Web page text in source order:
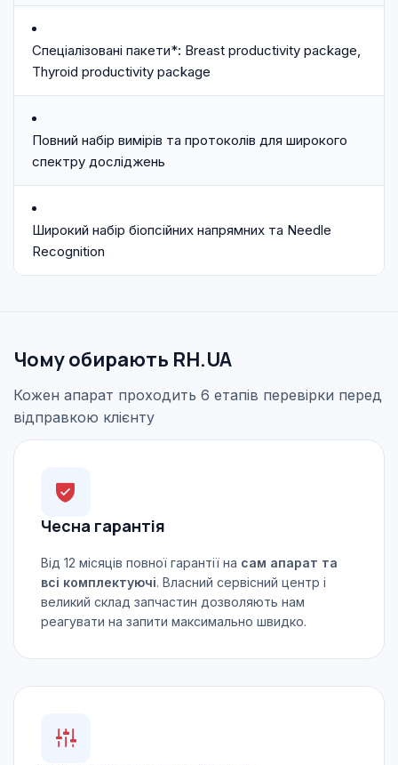
Спеціалізовані пакети*: Breast productivity package,
Thyroid productivity package
Повний набір вимірів та протоколів для широкого
спектру досліджень
Широкий набір біопсійних напрямних та Needle
Recognition
Чому обирають RH.UA
Кожен апарат проходить 6 етапів перевірки перед
відправкою клієнту
Чесна гарантія
Від 12 місяців повної гарантії на сам апарат та
всі комплектуючі. Власний сервісний центр і
великий склад запчастин дозволяють нам
реагувати на запити максимально швидко.